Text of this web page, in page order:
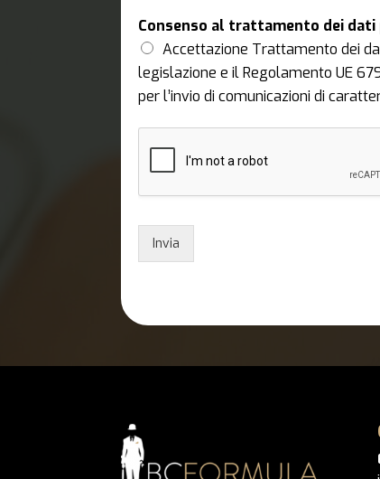
Consenso al trattamento dei
Accettazione Trattamento dei
legislazione e il Regolamento UE
per l’invio di comunicazioni di
Invia